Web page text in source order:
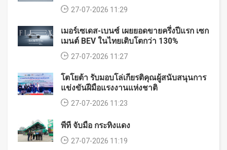
27-07-2026 11:29
เมอร์เซเดส-เบนซ์ เผยยอดขายครึ่งปีแรก เซก
เมนต์ BEV ในไทยเติบโตกว่า 130%
27-07-2026 11:27
โตโยต้า รับมอบโล่เกียรติคุณผู้สนับสนุนการ
แข่งขันฝีมือแรงงานแห่งชาติ
27-07-2026 11:23
พีที จับมือ กระทิงแดง
27-07-2026 11:19